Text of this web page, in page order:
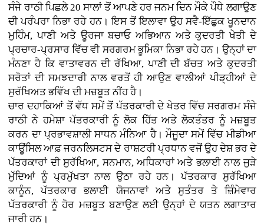
ਸੰਜੇ ਰਾਠੀ ਪਿਛਲੇ 20 ਸਾਲਾਂ ਤੋਂ ਆਪਣੇ ਹਰ ਜਨਮ ਦਿਨ ਮੌਕੇ ਪੌਧੇ ਲਗਾਉਣ
ਦੀ ਪਰੰਪਰਾ ਨਿਭਾ ਰਹੇ ਹਨ। ਇਸ ਤੋਂ ਇਲਾਵਾ ਉਹ ਸਵੈ-ਇੱਛੁਕ ਖੂਨਦਾਨ
ਮੁਹਿੰਮ, ਪਾਣੀ ਅਤੇ ਊਰਜਾ ਬਚਾਓ ਅਭਿਆਨ ਅਤੇ ਕੁਦਰਤੀ ਖੇਤੀ ਦੇ
ਪ੍ਰਚਾਰ-ਪ੍ਰਸਾਰ ਵਿੱਚ ਵੀ ਸਰਗਰਮ ਭੂਮਿਕਾ ਨਿਭਾ ਰਹੇ ਹਨ। ਉਨ੍ਹਾਂ ਦਾ
ਮੰਨਣਾ ਹੈ ਕਿ ਵਾਤਾਵਰਨ ਦੀ ਰੱਖਿਆ, ਪਾਣੀ ਦੀ ਬੱਚਤ ਅਤੇ ਕੁਦਰਤੀ
ਸਰੋਤਾਂ ਦੀ ਸਮਝਦਾਰੀ ਨਾਲ ਵਰਤੋਂ ਹੀ ਆਉਣ ਵਾਲੀਆਂ ਪੀੜ੍ਹੀਆਂ ਦੇ
ਸੁਰੱਖਿਅਤ ਭਵਿੱਖ ਦੀ ਮਜ਼ਬੂਤ ਨੀਂਹ ਹੈ।
ਚਾਰ ਦਹਾਕਿਆਂ ਤੋਂ ਵੱਧ ਸਮੇਂ ਤੋਂ ਪੱਤਰਕਾਰੀ ਦੇ ਖੇਤਰ ਵਿੱਚ ਸਰਗਰਮ ਸੰਜੇ
ਰਾਠੀ ਨੇ ਹਮੇਸ਼ਾ ਪੱਤਰਕਾਰੀ ਨੂੰ ਲੋਕ ਹਿੱਤ ਅਤੇ ਲੋਕਤੰਤਰ ਨੂੰ ਮਜ਼ਬੂਤ
ਕਰਨ ਦਾ ਪ੍ਰਭਾਵਸ਼ਾਲੀ ਸਾਧਨ ਮੰਨਿਆ ਹੈ। ਮੌਜੂਦਾ ਸਮੇਂ ਵਿੱਚ ਮੀਡੀਆ
ਕਾਊਂਸਿਲ ਆਫ਼ ਜਰਨਲਿਸਟਸ ਦੇ ਰਾਸ਼ਟਰੀ ਪ੍ਰਧਾਨ ਵਜੋਂ ਉਹ ਦੇਸ਼ ਭਰ ਦੇ
ਪੱਤਰਕਾਰਾਂ ਦੀ ਸੁਰੱਖਿਆ, ਸਨਮਾਨ, ਅਧਿਕਾਰਾਂ ਅਤੇ ਭਲਾਈ ਨਾਲ ਜੁੜੇ
ਮੁੱਦਿਆਂ ਨੂੰ ਪ੍ਰਮੁੱਖਤਾ ਨਾਲ ਉਠਾ ਰਹੇ ਹਨ। ਪੱਤਰਕਾਰ ਸੁਰੱਖਿਆ
ਕਾਨੂੰਨ, ਪੱਤਰਕਾਰ ਭਲਾਈ ਯੋਜਨਾਵਾਂ ਅਤੇ ਸੁਤੰਤਰ ਤੇ ਜ਼ਿੰਮੇਵਾਰ
ਪੱਤਰਕਾਰੀ ਨੂੰ ਹੋਰ ਮਜ਼ਬੂਤ ਬਣਾਉਣ ਲਈ ਉਨ੍ਹਾਂ ਦੇ ਯਤਨ ਲਗਾਤਾਰ
ਜਾਰੀ ਹਨ।